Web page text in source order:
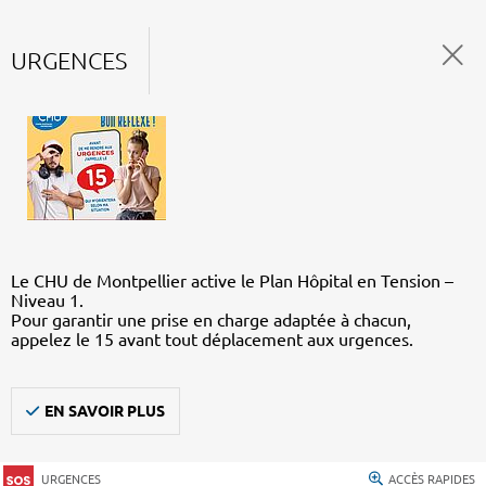
URGENCES
Le CHU de Montpellier active le Plan Hôpital en Tension –
Niveau 1.
Pour garantir une prise en charge adaptée à chacun,
appelez le 15 avant tout déplacement aux urgences.
EN SAVOIR PLUS
URGENCES ACCÈS RAPIDES